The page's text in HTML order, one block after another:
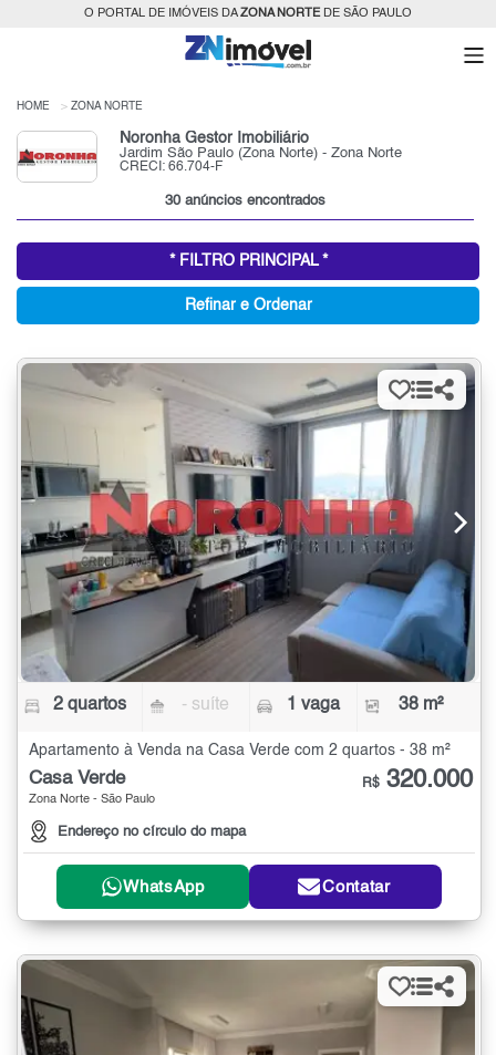
O PORTAL DE IMÓVEIS DAZONA NORTEDE SÃO PAULO
HOME ZONA NORTE
Noronha Gestor Imobiliário
Jardim São Paulo (Zona Norte) - Zona Norte
CRECI: 66.704-F
30 anúncios encontrados
* FILTRO PRINCIPAL *
Refinar e Ordenar
2 quartos - suíte 1 vaga 38 m²
Apartamento à Venda na Casa Verde com 2 quartos - 38 m²
Casa Verde
Zona Norte - São Paulo
Endereço no círculo do mapa
R$ 320.000
WhatsApp Contatar